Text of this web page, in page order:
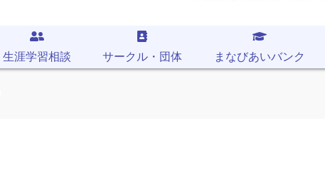
生涯学習相談 サークル・団体 まなびあいバンク